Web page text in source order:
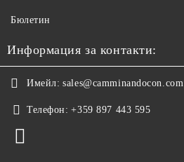
Бюлетин
Информация за контакти:
Имейл: sales@camminandocon.com
Телефон: +359 897 443 595